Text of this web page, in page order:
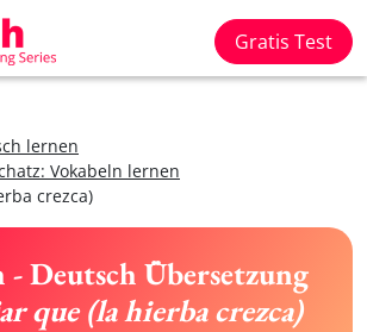
Gratis Test
lernen
Vokabeln lernen
crezca)
- Deutsch Übersetzung
que (la hierba crezca)